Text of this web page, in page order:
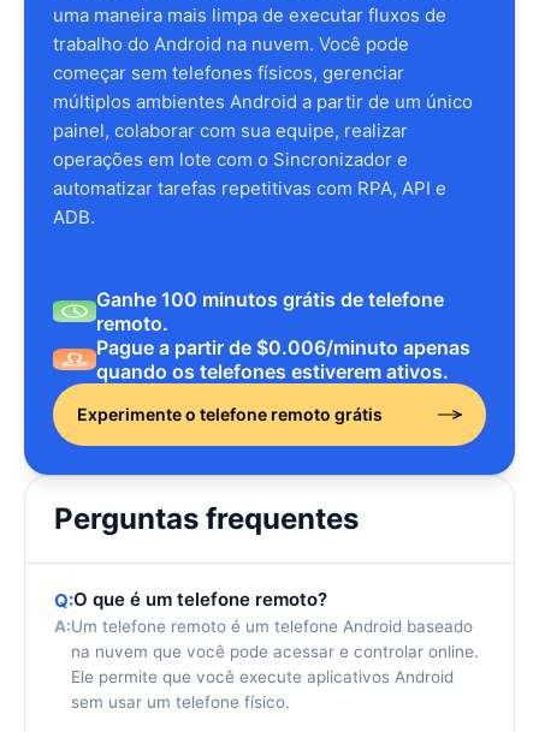
uma maneira mais limpa de executar fluxos de
trabalho do Android na nuvem. Você pode
começar sem telefones físicos, gerenciar
múltiplos ambientes Android a partir de um único
painel, colaborar com sua equipe, realizar
operações em lote com o Sincronizador e
automatizar tarefas repetitivas com RPA, API e
ADB.
Ganhe 100 minutos grátis de telefone
remoto.
Pague a partir de $0.006/minuto apenas
quando os telefones estiverem ativos.
Experimente o telefone remoto grátis
Perguntas frequentes
Q:O que é um telefone remoto?
A:Um telefone remoto é um telefone Android baseado
na nuvem que você pode acessar e controlar online.
Ele permite que você execute aplicativos Android
sem usar um telefone físico.